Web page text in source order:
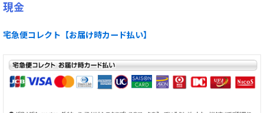
現金
宅急便コレクト【お届け時カード払い】